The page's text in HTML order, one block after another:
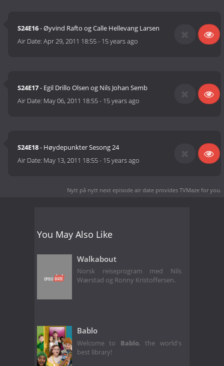
S24E16- Øyvind Rafto og Calle Hellevang Larsen
Air Date:Apr 29, 2011 18:55- 15 years ago
S24E17- Egil Drillo Olsen og Nils Johan Semb
Air Date: May 06, 2011 18:55- 15 years ago
S24E18- Høydepunkter Sesong 24
Air Date: May 13, 2011 18:55- 15 years ago
Nytt på nytt next episode air date provides TVMaze for you.
You May Also Like
Walkabout
Norsk reiseprogram med Nils
Wærstad og Ronny Kristoffersen.
Bablo
Welcome to Bablo, the world's
best library!